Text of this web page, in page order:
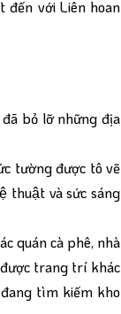
đến với Liên hoan
bỏ lỡ những địa
tường được tô vẽ
thuật và sức sáng
quán cà phê, nhà
được trang trí khác
tìm kiếm kho